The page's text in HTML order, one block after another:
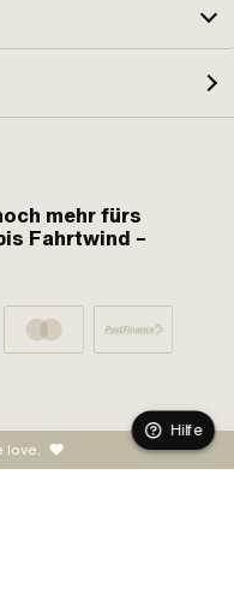
mehr fürs
Fahrtwind –
love.
Hilfe